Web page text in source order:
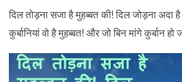
दिल तोड़ना सजा है मुहब्बत की! दिल जोड़ना अदा है
कुर्बानियां वो है मुहब्बत! और जो बिन मांगे कुर्बान हो